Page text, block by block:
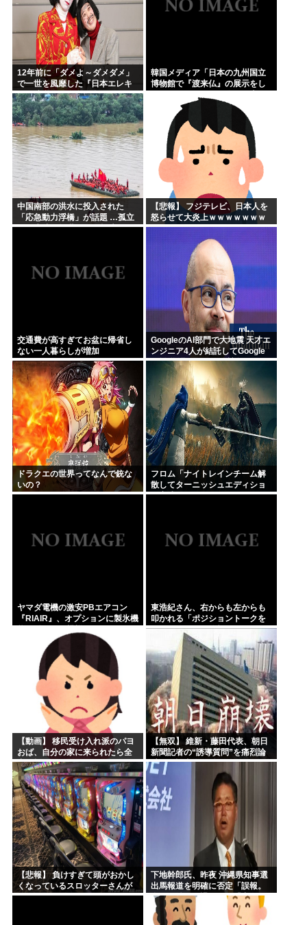
12年前に「ダメよ～ダメダメ」
で一世を風靡した『日本エレキ
テル連合』、現在の姿がヤバす
ぎるｗｗｗｗｗｗ
韓国メディア「日本の九州国立
博物館で『渡来仏』の展示をし
ているが、これら仏像が日本に
略奪された経緯を記すべきだ」
……えーっと、李氏朝鮮の廃...
中国南部の洪水に投入された
「応急動力浮橋」が話題 …孤立
した生徒や教職員らを救助！
【悲報】 フジテレビ、日本人を
怒らせて大炎上ｗｗｗｗｗｗｗ
交通費が高すぎてお盆に帰省し
ない一人暮らしが増加
GoogleのAI部門で大地震 天才エ
ンジニア4人が結託してGoogle
を離脱 遅れを取るAI競争さらに
苦しく 株価に影響大
ドラクエの世界ってなんで銃な
いの？
フロム「ナイトレインチーム解
散してターニッシュエディショ
ン完成させました」←これｗｗ
ヤマダ電機の激安PBエアコン
『RIAIR』、オプションに製氷機
東浩紀さん、右からも左からも
叩かれる「ポジショントークを
しないからこそ信頼できる」と
擁護されるwww
【動画】 移民受け入れ派のパヨ
おば、自分の家に来られたら全
力で拒否るｗｗｗｗｗｗｗｗｗ
ｗｗｗ
【無双】 維新・藤田代表、朝日
新聞記者の“誘導質問”を痛烈論
破する記者会見動画がネットで
大反響ｗｗｗｗｗ
【悲報】 負けすぎて頭がおかし
くなっているスロッターさんが
発見される…
下地幹郎氏、昨夜 沖縄県知事選
出馬報道を明確に否定「誤報。
私は政治を引退した」「出な
い」「出ない。変わらない」と
繰り返し強調